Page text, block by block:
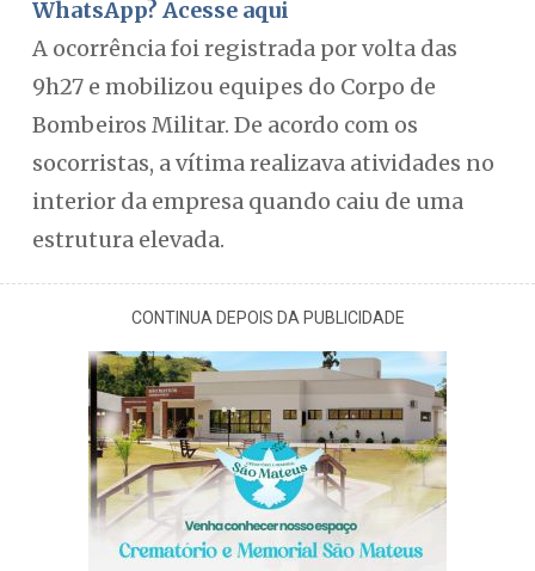
WhatsApp? Acesse aqui
A ocorrência foi registrada por volta das
9h27 e mobilizou equipes do Corpo de
Bombeiros Militar. De acordo com os
socorristas, a vítima realizava atividades no
interior da empresa quando caiu de uma
estrutura elevada.
CONTINUA DEPOIS DA PUBLICIDADE